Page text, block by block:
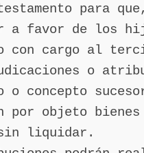
para que,
a favor de los
con cargo al
o
concepto
por objeto
sin liquidar.